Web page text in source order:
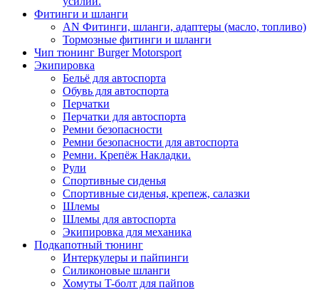
Фитинги и шланги
AN Фитинги, шланги, адаптеры (масло, топливо)
Тормозные фитинги и шланги
Чип тюнинг Burger Motorsport
Экипировка
Бельё для автоспорта
Обувь для автоспорта
Перчатки
Перчатки для автоспорта
Ремни безопасности
Ремни безопасности для автоспорта
Ремни. Крепёж Накладки.
Рули
Спортивные сиденья
Спортивные сиденья, крепеж, салазки
Шлемы
Шлемы для автоспорта
Экипировка для механика
Подкапотный тюнинг
Интеркулеры и пайпинги
Силиконовые шланги
Хомуты T-болт для пайпов